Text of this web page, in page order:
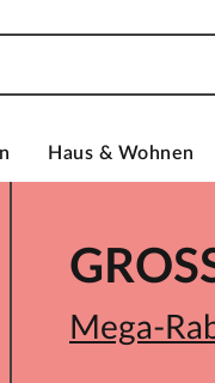
Haus & Wohnen
Mega-